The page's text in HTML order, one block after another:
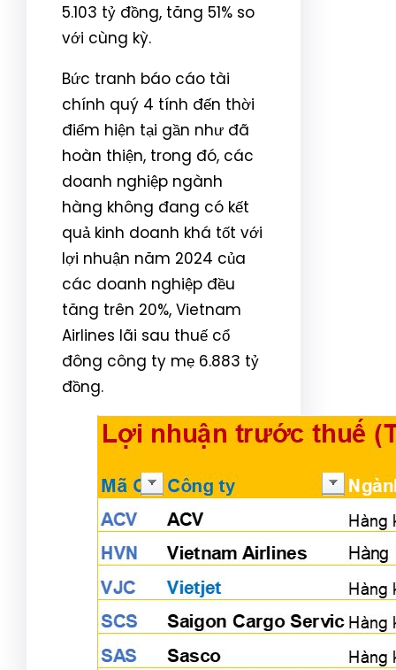
5.103 tỷ đồng, tăng 51% so
với cùng kỳ.
Bức tranh báo cáo tài
chính quý 4 tính đến thời
điểm hiện tại gần như đã
hoàn thiện, trong đó, các
doanh nghiệp ngành
hàng không đang có kết
quả kinh doanh khá tốt với
lợi nhuận năm 2024 của
các doanh nghiệp đều
tăng trên 20%, Vietnam
Airlines lãi sau thuế cổ
đông công ty mẹ 6.883 tỷ
đồng.